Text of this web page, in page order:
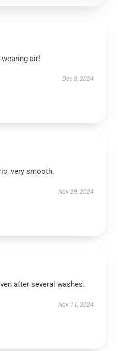
air!
Dec 8, 2024
very smooth.
Nov 29, 2024
after several washes.
Nov 11, 2024